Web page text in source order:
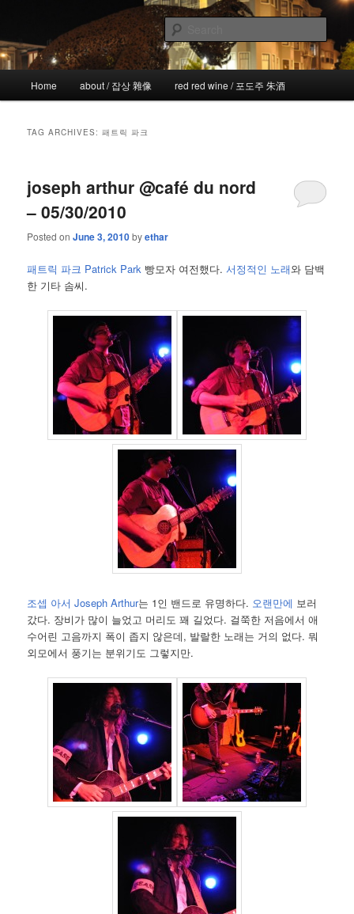
primary
content
secondary
content!wicked
the more I see the less I know
Home about / 잡상 雜像 red red wine / 포도주 朱酒
TAG ARCHIVES:패트릭 파크
joseph arthur @café du nord
– 05/30/2010
Posted onJune 3, 2010byethar
패트릭 파크 Patrick Park 빵모자 여전했다.서정적인 노래와 담백
한 기타 솜씨.
조셉 아서 Joseph Arthur는 1인 밴드로 유명하다. 오랜만에 보러
갔다. 장비가 많이 늘었고 머리도 꽤 길었다. 걸쭉한 저음에서 애
수어린 고음까지 폭이 좁지 않은데, 발랄한 노래는 거의 없다. 뭐
외모에서 풍기는 분위기도 그렇지만.